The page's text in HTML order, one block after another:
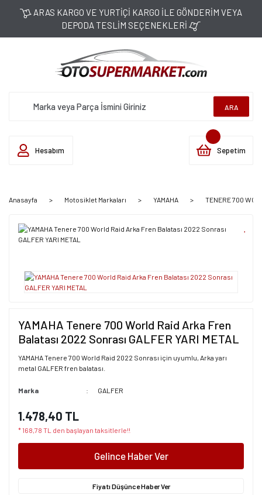
ARAS KARGO VE YURTİÇİ KARGO İLE GÖNDERİM VEYA
DEPODA TESLİM SEÇENEKLERİ
ARA
Hesabım Sepetim
Anasayfa Motosiklet Markaları YAMAHA TENERE 700
YAMAHA Tenere 700 World Raid Arka Fren
Balatası 2022 Sonrası GALFER YARI METAL
YAMAHA Tenere 700 World Raid 2022 Sonrası için uyumlu, Arka yarı
metal GALFER fren balatası.
Marka GALFER
1.478,40 TL
* 168,78 TL den başlayan taksitlerle!!
Gelince Haber Ver
Fiyatı Düşünce Haber Ver